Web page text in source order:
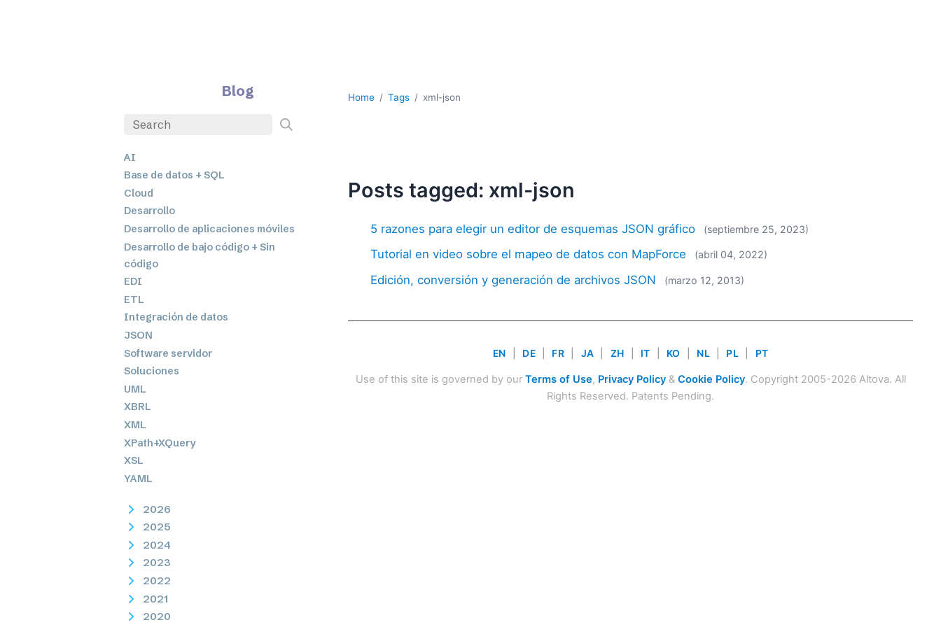
Blog
AI
Base de datos + SQL
Cloud
Desarrollo
Desarrollo de aplicaciones móviles
Desarrollo de bajo código + Sin
código
EDI
ETL
Integración de datos
JSON
Software servidor
Soluciones
UML
XBRL
XML
XPath+XQuery
XSL
YAML
2026
2025
2024
2023
2022
2021
2020
Home Tags xml-json
Posts tagged: xml-json
5 razones para elegir un editor de esquemas JSON gráfico (septiembre 25, 2023)
Tutorial en video sobre el mapeo de datos con MapForce (abril 04, 2022)
Edición, conversión y generación de archivos JSON (marzo 12, 2013)
EN DE FR JA ZH IT KO NL PL PT
Use of this site is governed by our Terms of Use, Privacy Policy& Cookie Policy. Copyright 2005-2026 Altova. All
Rights Reserved. Patents Pending.